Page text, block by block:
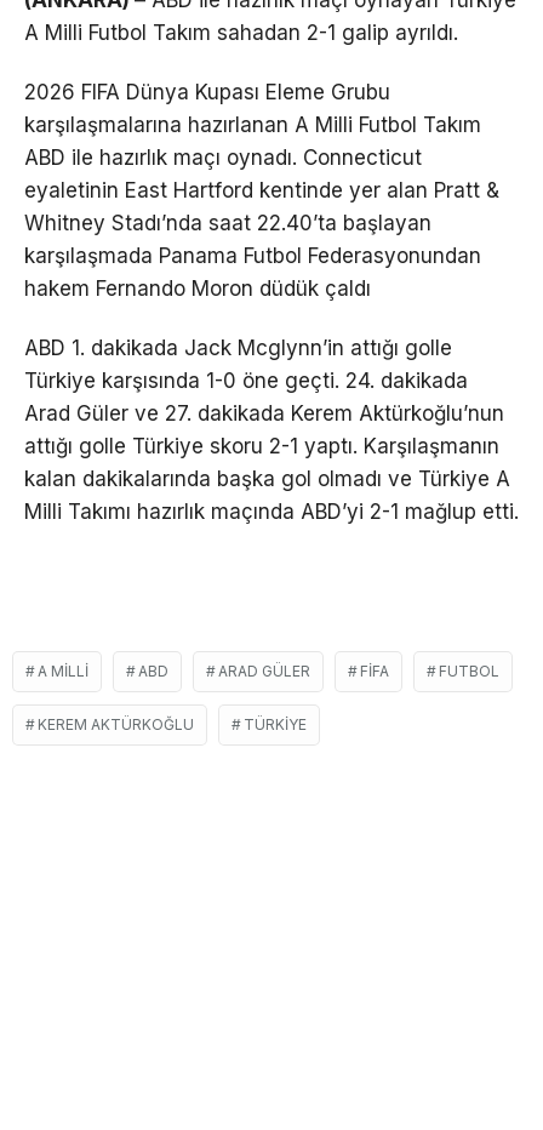
A Milli Futbol Takım sahadan 2-1 galip ayrıldı.
2026 FIFA Dünya Kupası Eleme Grubu
karşılaşmalarına hazırlanan A Milli Futbol Takım
ABD ile hazırlık maçı oynadı. Connecticut
eyaletinin East Hartford kentinde yer alan Pratt &
Whitney Stadı’nda saat 22.40’ta başlayan
karşılaşmada Panama Futbol Federasyonundan
hakem Fernando Moron düdük çaldı
ABD 1. dakikada Jack Mcglynn’in attığı golle
Türkiye karşısında 1-0 öne geçti. 24. dakikada
Arad Güler ve 27. dakikada Kerem Aktürkoğlu’nun
attığı golle Türkiye skoru 2-1 yaptı. Karşılaşmanın
kalan dakikalarında başka gol olmadı ve Türkiye A
Milli Takımı hazırlık maçında ABD’yi 2-1 mağlup etti.
A MILLI ABD ARAD GÜLER FİFA FUTBOL
KEREM AKTÜRKOĞLU TÜRKIYE